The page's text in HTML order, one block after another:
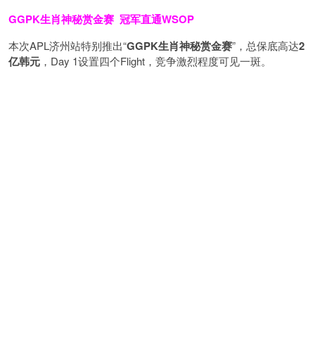
GGPK生肖神秘赏金赛 冠军直通WSOP
本次APL济州站特别推出“GGPK生肖神秘赏金赛”，总保底高达2
亿韩元 ，Day 1设置四个Flight，竞争激烈程度可见一斑。